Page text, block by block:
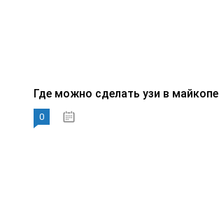
Где можно сделать узи в майкопе
0